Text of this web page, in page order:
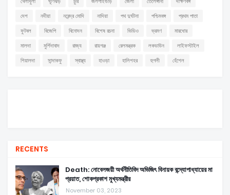
দেশ
নদীয়া নরেন্দ্র মোদি নাদিয়া পথ দুর্ঘটনা পশ্চিমবঙ্গ
প্রথম পাতা
ফুটবল
বিজেপি বিনোদন বিশেষ রচনা ভিডিও ভ্রমণ
মারধোর
মালদা
মুর্শিদাবাদ রাজ্য রায়গঞ্জ রেলমন্ত্রক লকডাউন
লাইফস্টাইল
শিয়ালদা
সান্দাকফু স্বাস্থ্য হাওড়া হালিশহর হুগলী হেঁশেল
RECENTS
Death: নোবেলজয়ী অর্থনীতিবিদ অভিজিৎ বিনায়ক বন্দ্যোপাধ্যায়ের মা
প্রয়াত, শোকপ্রকাশ মুখ্যমন্ত্রীর
November 03, 2023